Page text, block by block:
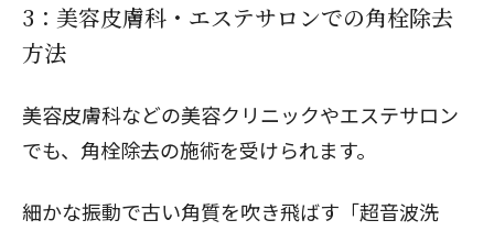
3：美容皮膚科・エステサロンでの角栓除去
方法
美容皮膚科などの美容クリニックやエステサロン
でも、角栓除去の施術を受けられます。
細かな振動で古い角質を吹き飛ばす「超音波洗